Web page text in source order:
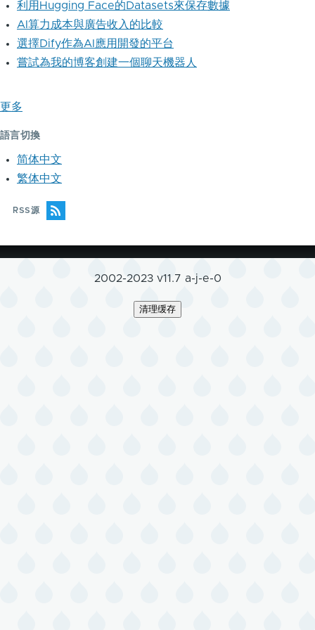
利用Hugging Face的Datasets來保存數據
AI算力成本與廣告收入的比較
選擇Dify作為AI應用開發的平台
嘗試為我的博客創建一個聊天機器人
更多
語言切換
简体中文
繁体中文
RSS源
2002-2023 v11.7 a-j-e-0